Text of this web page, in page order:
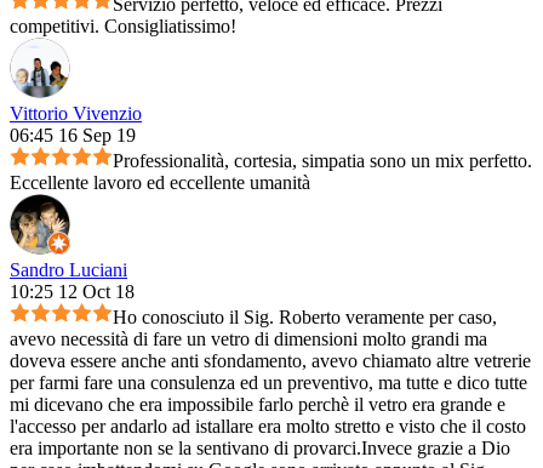
competitivi. Consigliatissimo!
Vittorio Vivenzio
06:45 16 Sep 19
Professionalità, cortesia, simpatia sono un mix perfetto.
Eccellente lavoro ed eccellente umanità
Sandro Luciani
10:25 12 Oct 18
Ho conosciuto il Sig. Roberto veramente per caso,
avevo necessità di fare un vetro di dimensioni molto grandi ma
doveva essere anche anti sfondamento, avevo chiamato altre vetrerie
per farmi fare una consulenza ed un preventivo, ma tutte e dico tutte
mi dicevano che era impossibile farlo perchè il vetro era grande e
l'accesso per andarlo ad istallare era molto stretto e visto che il costo
era importante non se la sentivano di provarci.Invece grazie a Dio